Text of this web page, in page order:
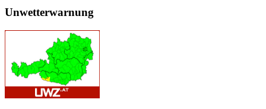
Unwetterwarnung